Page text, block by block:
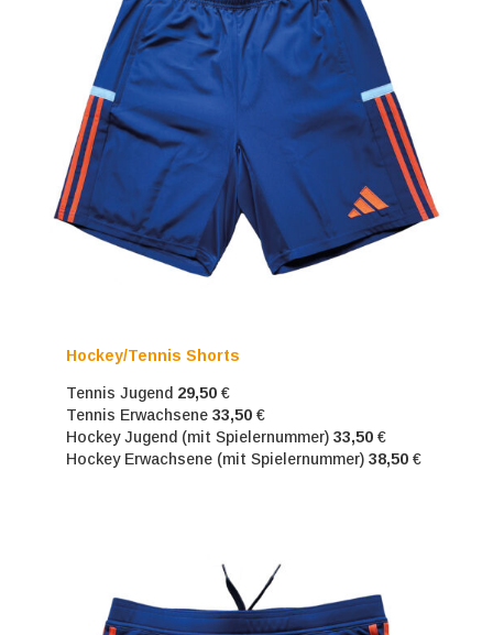
Hockey/Tennis Shorts
Tennis Jugend 29,50 €
Tennis Erwachsene 33,50 €
Hockey Jugend (mit Spielernummer) 33,50 €
Hockey Erwachsene (mit Spielernummer) 38,50 €